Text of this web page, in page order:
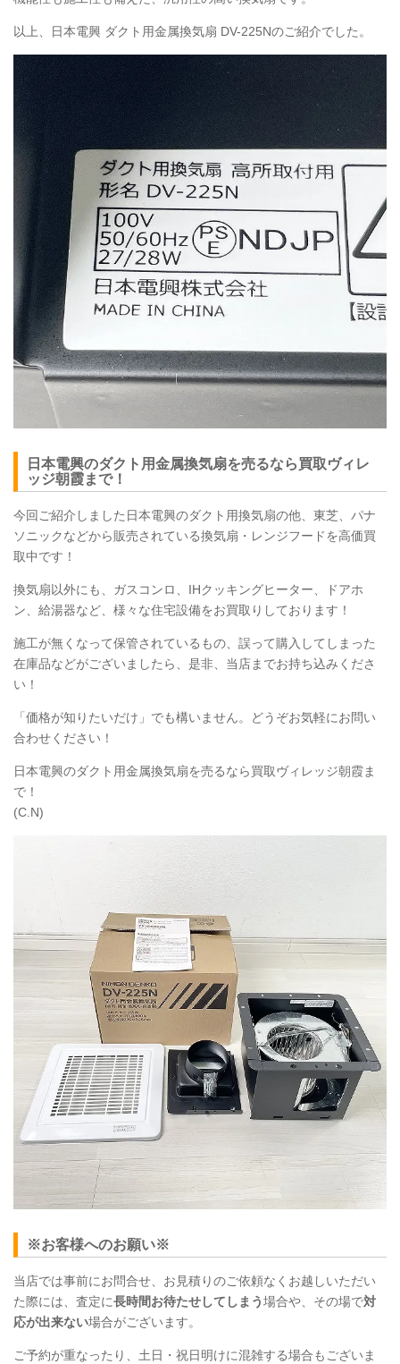
以上、日本電興 ダクト用金属換気扇 DV-225Nのご紹介でした。
日本電興のダクト用金属換気扇を売るなら買取ヴィレ
ッジ朝霞まで！
今回ご紹介しました日本電興のダクト用換気扇の他、東芝、パナ
ソニックなどから販売されている換気扇・レンジフードを高価買
取中です！
換気扇以外にも、ガスコンロ、IHクッキングヒーター、ドアホ
ン、給湯器など、様々な住宅設備をお買取りしております！
施工が無くなって保管されているもの、誤って購入してしまった
在庫品などがございましたら、是非、当店までお持ち込みくださ
い！
「価格が知りたいだけ」でも構いません。どうぞお気軽にお問い
合わせください！
日本電興のダクト用金属換気扇を売るなら買取ヴィレッジ朝霞ま
で！
(C.N)
※お客様へのお願い※
当店では事前にお問合せ、お見積りのご依頼なくお越しいただい
た際には、査定に長時間お待たせしてしまう場合や、その場で対
応が出来ない場合がございます。
ご予約が重なったり、土日・祝日明けに混雑する場合もございま